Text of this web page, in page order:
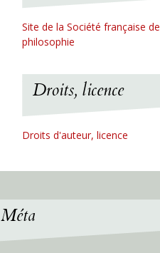
Site de la Société française de
philosophie
Droits, licence
Droits d'auteur, licence
Méta